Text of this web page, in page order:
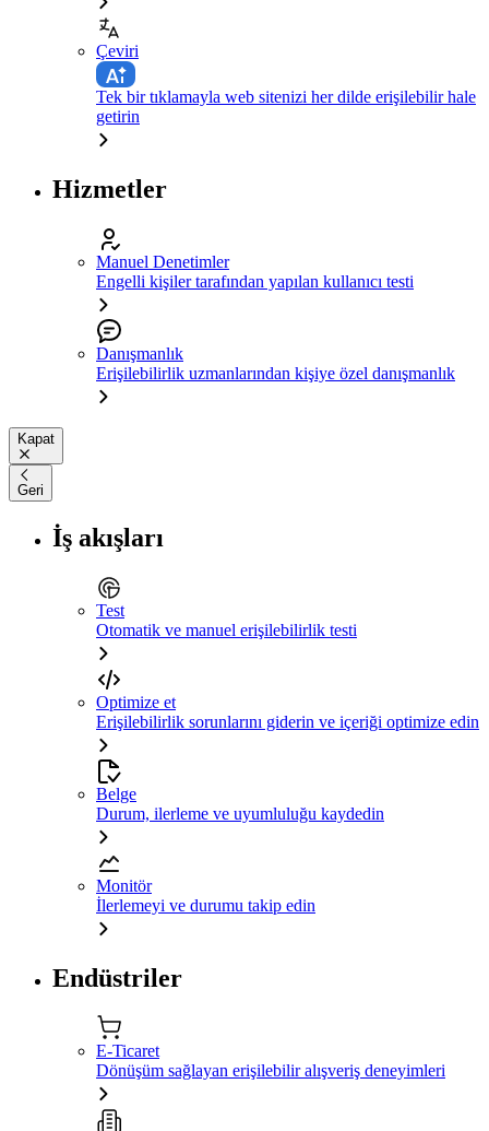
Çeviri
Tek bir tıklamayla web sitenizi her dilde erişilebilir hale
getirin
Hizmetler
Manuel Denetimler
Engelli kişiler tarafından yapılan kullanıcı testi
Danışmanlık
Erişilebilirlik uzmanlarından kişiye özel danışmanlık
Kapat
Geri
İş akışları
Test
Otomatik ve manuel erişilebilirlik testi
Optimize et
Erişilebilirlik sorunlarını giderin ve içeriği optimize edin
Belge
Durum, ilerleme ve uyumluluğu kaydedin
Monitör
İlerlemeyi ve durumu takip edin
Endüstriler
E-Ticaret
Dönüşüm sağlayan erişilebilir alışveriş deneyimleri